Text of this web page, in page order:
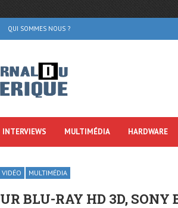
QUI SOMMES NOUS ?
INTERVIEWS MULTIMÉDIA HARDWARE
MULTIMÉDIA
BLU-RAY HD 3D, SONY